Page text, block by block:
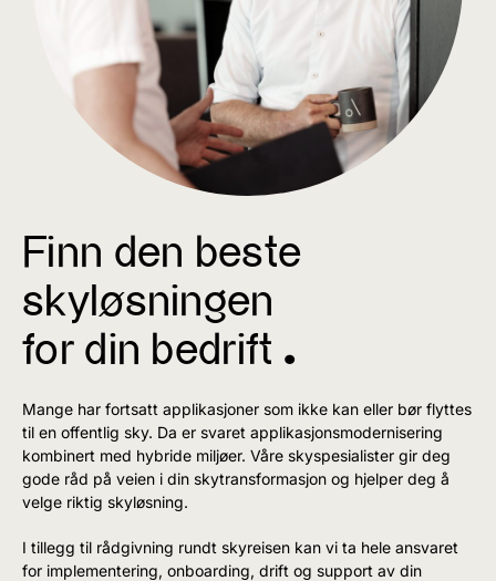
Finn den beste
skyløsningen
for din bedrift ^
Mange har fortsatt applikasjoner som ikke kan eller bør flyttes
til en offentlig sky. Da er svaret applikasjonsmodernisering
kombinert med hybride miljøer. Våre skyspesialister gir deg
gode råd på veien i din skytransformasjon og hjelper deg å
velge riktig skyløsning.
I tillegg til rådgivning rundt skyreisen kan vi ta hele ansvaret
for implementering, onboarding, drift og support av din